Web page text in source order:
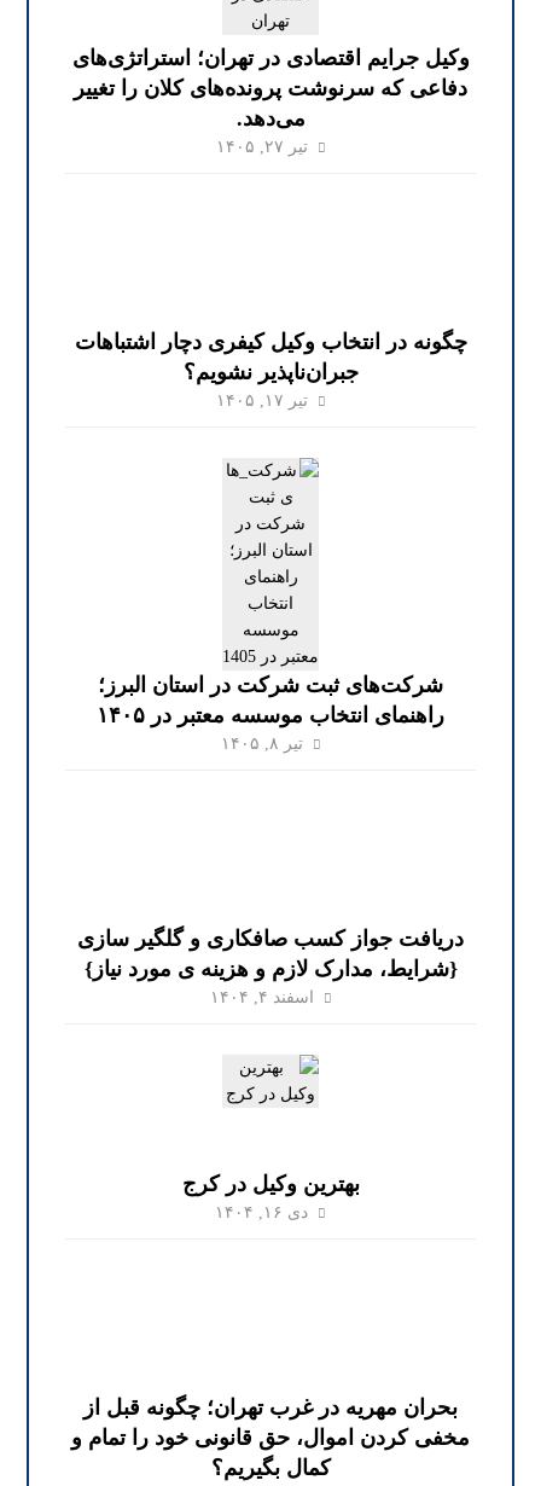
وکیل جرایم اقتصادی در تهران؛ استراتژی‌های
دفاعی که سرنوشت پرونده‌های کلان را تغییر
می‌دهد.
تیر ۲۷, ۱۴۰۵
چگونه در انتخاب وکیل کیفری دچار اشتباهات
جبران‌ناپذیر نشویم؟
تیر ۱۷, ۱۴۰۵
شرکت‌های ثبت شرکت در استان البرز؛
راهنمای انتخاب موسسه معتبر در ۱۴۰۵
تیر ۸, ۱۴۰۵
دریافت جواز کسب صافکاری و گلگیر سازی
{شرایط، مدارک لازم و هزینه ی مورد نیاز}
اسفند ۴, ۱۴۰۴
بهترین وکیل در کرج
دی ۱۶, ۱۴۰۴
بحران مهریه در غرب تهران؛ چگونه قبل از
مخفی کردن اموال، حق قانونی خود را تمام و
کمال بگیریم؟